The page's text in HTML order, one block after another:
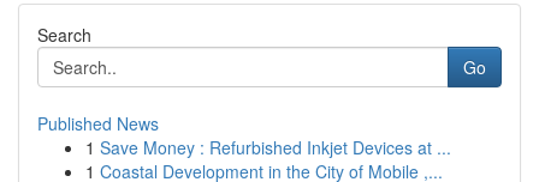
Search
Go
Published News
1 Save Money : Refurbished Inkjet Devices at ...
1 Coastal Development in the City of Mobile ,...